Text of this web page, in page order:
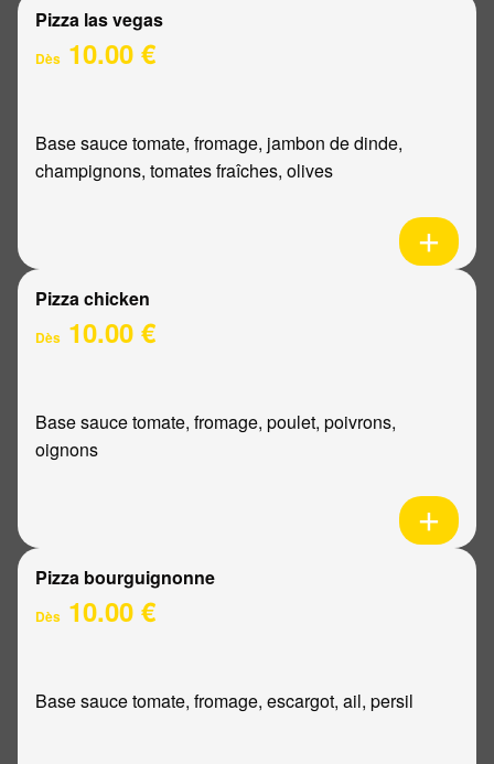
Pizza las vegas
Dès 10.00 €
Base sauce tomate, fromage, jambon de dinde,
champignons, tomates fraîches, olives
Pizza chicken
Dès 10.00 €
Base sauce tomate, fromage, poulet, poivrons,
oignons
Pizza bourguignonne
Dès 10.00 €
Base sauce tomate, fromage, escargot, ail, persil